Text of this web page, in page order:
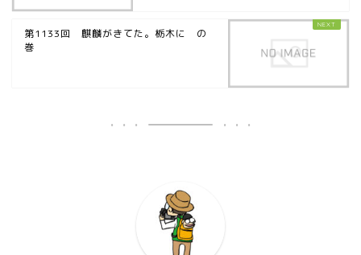
第1133回 麒麟がきてた。栃木に の
巻